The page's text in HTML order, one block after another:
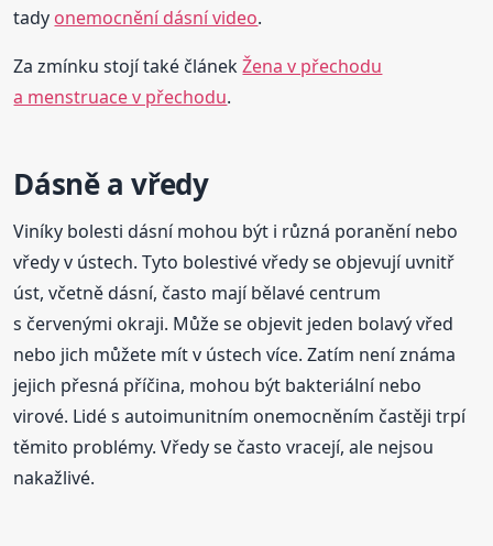
tady onemocnění dásní video.
Za zmínku stojí také článekŽena v přechodu
a menstruace v přechodu.
Dásně a vředy
Viníky bolesti dásní mohou být i různá poranění nebo
vředy v ústech. Tyto bolestivé vředy se objevují uvnitř
úst, včetně dásní, často mají bělavé centrum
s červenými okraji. Může se objevit jeden bolavý vřed
nebo jich můžete mít v ústech více. Zatím není známa
jejich přesná příčina, mohou být bakteriální nebo
virové. Lidé s autoimunitním onemocněním častěji trpí
těmito problémy. Vředy se často vracejí, ale nejsou
nakažlivé.